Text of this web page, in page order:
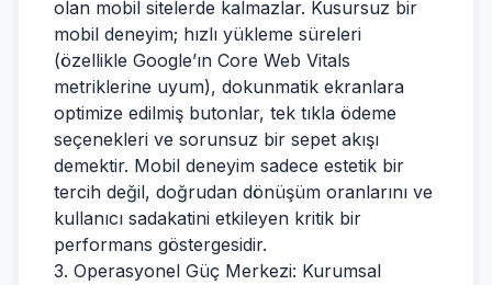
olan mobil sitelerde kalmazlar. Kusursuz bir
mobil deneyim; hızlı yükleme süreleri
(özellikle Google’ın Core Web Vitals
metriklerine uyum), dokunmatik ekranlara
optimize edilmiş butonlar, tek tıkla ödeme
seçenekleri ve sorunsuz bir sepet akışı
demektir. Mobil deneyim sadece estetik bir
tercih değil, doğrudan dönüşüm oranlarını ve
kullanıcı sadakatini etkileyen kritik bir
performans göstergesidir.
3. Operasyonel Güç Merkezi: Kurumsal